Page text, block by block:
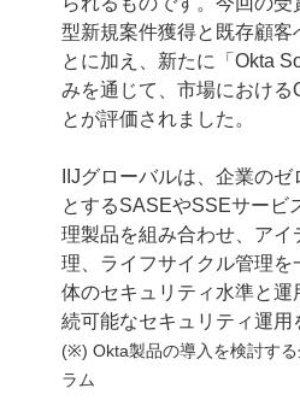
型新規案件獲得と既存顧客
とに加え、新たに「Okta
みを通じて、市場における
とが評価されました。
IIJグローバルは、企業の
とするSASEやSSEサービ
理製品を組み合わせ、ア
理、ライフサイクル管理
体のセキュリティ水準と
続可能なセキュリティ運用
(※) Okta製品の導入を検討す
ラム